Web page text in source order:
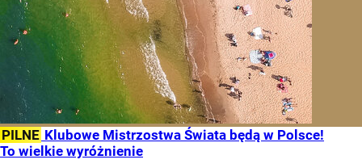
PILNE Klubowe Mistrzostwa Świata będą w Polsce!
To wielkie wyróżnienie